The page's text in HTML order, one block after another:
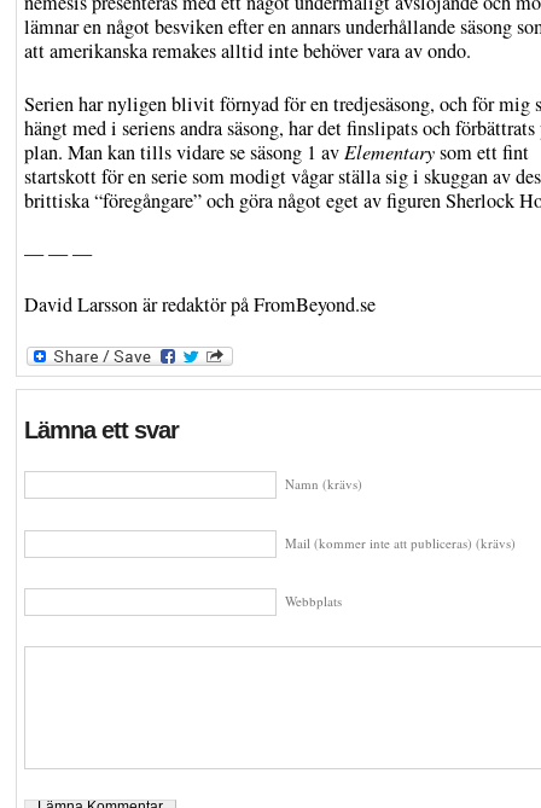
lämnar en något besviken efter en annars underhållande säsong
att amerikanska remakes alltid inte behöver vara av ondo.
Serien har nyligen blivit förnyad för en tredjesäsong, och för mig
hängt med i seriens andra säsong, har det finslipats och förbättrats
plan. Man kan tills vidare se säsong 1 av Elementarysom ett fint
startskott för en serie som modigt vågar ställa sig i skuggan av
brittiska “föregångare” och göra något eget av figuren Sherlock
— — —
David Larsson är redaktör på FromBeyond.se
Lämna ett svar
Namn (krävs)
Mail (kommer inte att publiceras) (krävs)
Webbplats